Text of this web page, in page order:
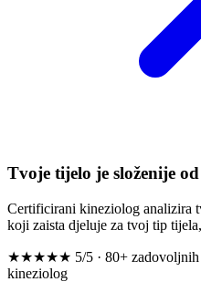
Tvoje tijelo je složenije
Certificirani kineziolog analizira
koji zaista djeluje za tvoj tip
★★★★★ 5/5 · 80+
kineziolog